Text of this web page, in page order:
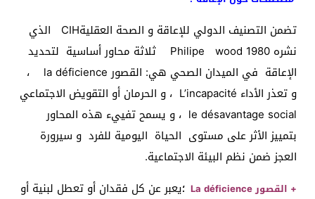
تضمن التصنيف الدولي للإعاقة و الصحة العقليةCIH الذي
نشره Philipe wood 1980 ثلاثة محاور أساسية لتحديد
الإعاقة في الميدان الصحي هي: القصور la déficience ،
و تعذر الأداء L’incapacité ، و الحرمان أو التقويض الاجتماعي
le désavantage social ، و يسمح تفييء هذه المحاور
بتمييز الأثر على مستوى الحياة اليومية للفرد و سيرورة
العجز ضمن نظم البيئة الاجتماعية.
+ القصورLa déficience ؛يعبر عن كل فقدان أو تعطل لبنية أو